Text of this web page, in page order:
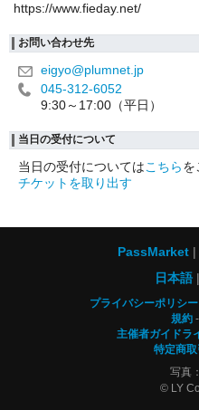
https://www.fieday.net/
お問い合わせ先
eigyo@plumnet.jp
045-312-6052
9:30～17:00（平日）
当日の受付について
当日の受付についてはこちらを
チケットを取り出す
PassMarket
日本語
プライバシーポリシー
規約
主催者ガイドラ
特定商
写真
© LY